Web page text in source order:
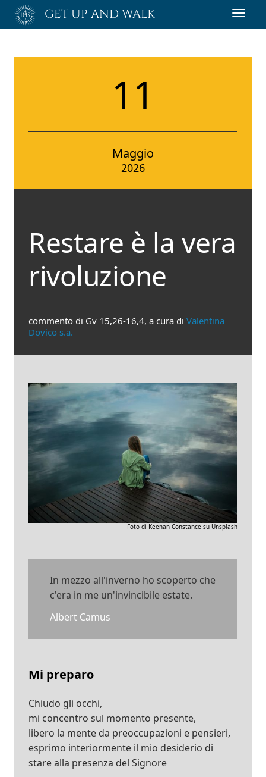
Passa
GET UP AND WALK
11
Maggio
2026
Restare è la vera
rivoluzione
commento di Gv 15,26-16,4, a cura di Valentina
Dovico s.a.
Foto di Keenan Constance su Unsplash
In mezzo all'inverno ho scoperto che
c'era in me un'invincibile estate.
Albert Camus
Mi preparo
Chiudo gli occhi,
mi concentro sul momento presente,
libero la mente da preoccupazioni e pensieri,
esprimo interiormente il mio desiderio di
stare alla presenza del Signore